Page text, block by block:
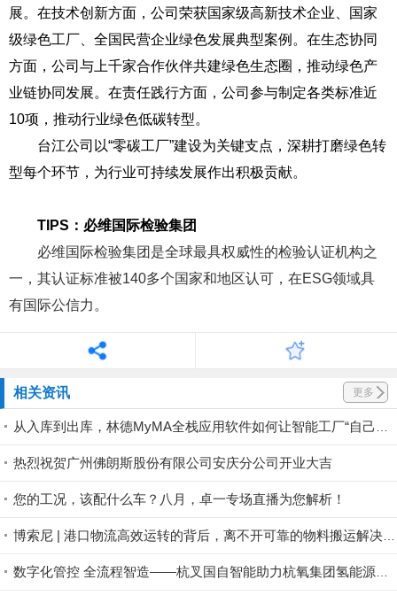
展。 在技术创新方面，公司荣获国家级高新技术企业、
国家
级绿色工厂、 全国民营企业绿色发展典型案例。在生态协同
方面，公司与上千家合作伙伴共建绿色生态圈，推动绿色产
业链协同发展。在责任践行方面，公司参与制定各类标准近
10项， 推动行业绿色低碳转型。
台江公司以“零碳工厂”建设为关键支点，深耕打磨绿色转
型每个环节，为行业可持续发展作出积极贡献。
TIPS： 必维国际检验集团
必维国际检验集团 是全球最具权威性的检验认证机构之
一，其认证标准被140多个国家和地区认可，在ESG领域具
有国际公信力。
相关资讯 更多
热烈祝贺广州佛朗斯股份有限公司安庆分公司开业大吉
您的工况，该配什么车？八月，卓一专场直播为您解析！